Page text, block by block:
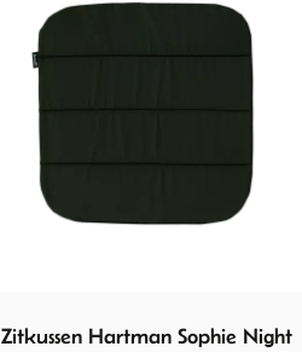
Zitkussen Hartman Sophie Night